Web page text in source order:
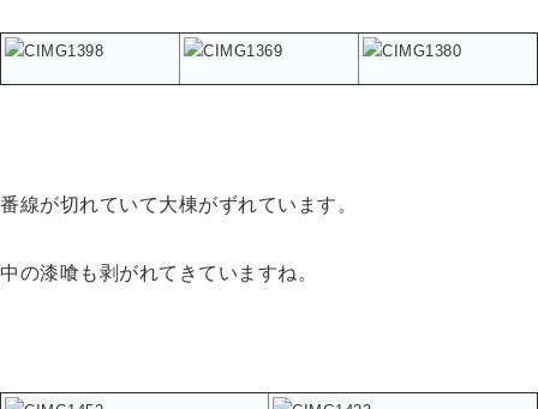
番線が切れていて大棟がずれています。
中の漆喰も剥がれてきていますね。